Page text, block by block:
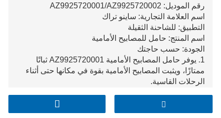
رقم الموديل: AZ9925720001/AZ9925720002
اسم العلامة التجارية: ساينو تراك
التطبيق: للشاحنة الثقيلة
اسم المنتج: حامل للمصابيح الأمامية
الجودة: حسب حاجتك
1. يوفر حامل المصابيح الأمامية AZ9925720001 ثباتًا
ممتازًا، ويثبت المصابيح الأمامية بقوة في مكانها حتى أثناء
الرحلات القاسية.
التآكل والتآكل، مما يضمن أداءً طويل الأمد.
3. مع التصميم الدقيق، يوفر حامل المصابيح الأمامية